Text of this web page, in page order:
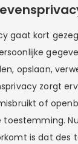
gaat kort
opslaan,
zorgt
of
toestemming.
is dat des